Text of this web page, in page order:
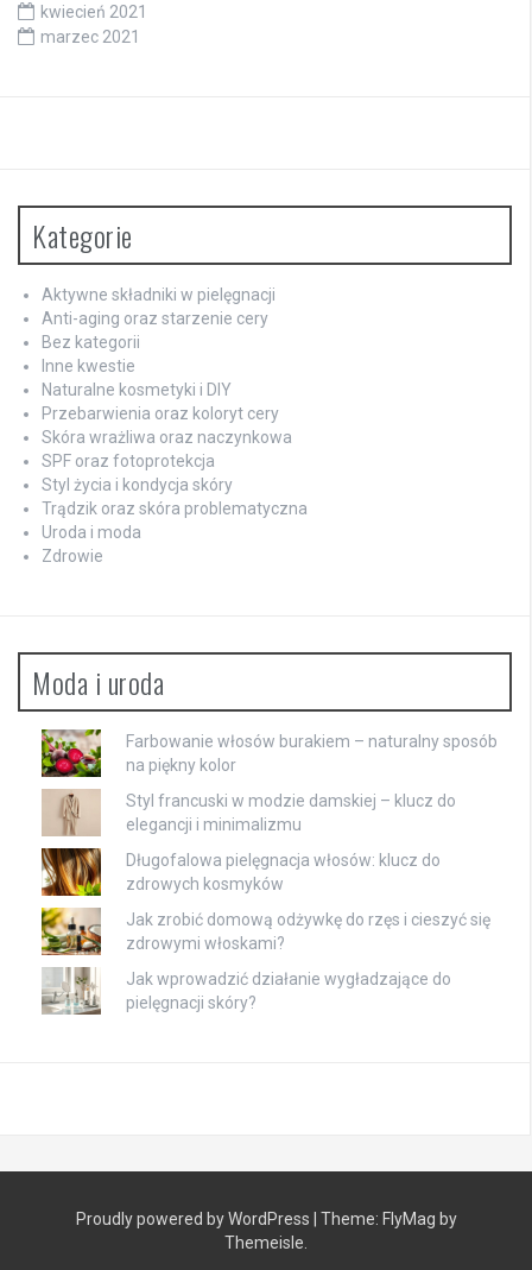
kwiecień 2021
marzec 2021
Kategorie
Aktywne składniki w pielęgnacji
Anti-aging oraz starzenie cery
Bez kategorii
Inne kwestie
Naturalne kosmetyki i DIY
Przebarwienia oraz koloryt cery
Skóra wrażliwa oraz naczynkowa
SPF oraz fotoprotekcja
Styl życia i kondycja skóry
Trądzik oraz skóra problematyczna
Uroda i moda
Zdrowie
Moda i uroda
Farbowanie włosów burakiem – naturalny sposób
na piękny kolor
Styl francuski w modzie damskiej – klucz do
elegancji i minimalizmu
Długofalowa pielęgnacja włosów: klucz do
zdrowych kosmyków
Jak zrobić domową odżywkę do rzęs i cieszyć się
zdrowymi włoskami?
Jak wprowadzić działanie wygładzające do
pielęgnacji skóry?
Proudly powered by WordPress Theme: FlyMag by
Themeisle.